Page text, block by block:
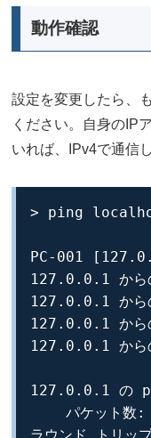
動作確認
設定を変更したら、
ください。自身のIP
いれば、IPv4で通信
> ping
PC-001
127.0.0.1 から
127.0.0.1 から
127.0.0.1 から
127.0.0.1 から
127.0.0.1 の
パケット数